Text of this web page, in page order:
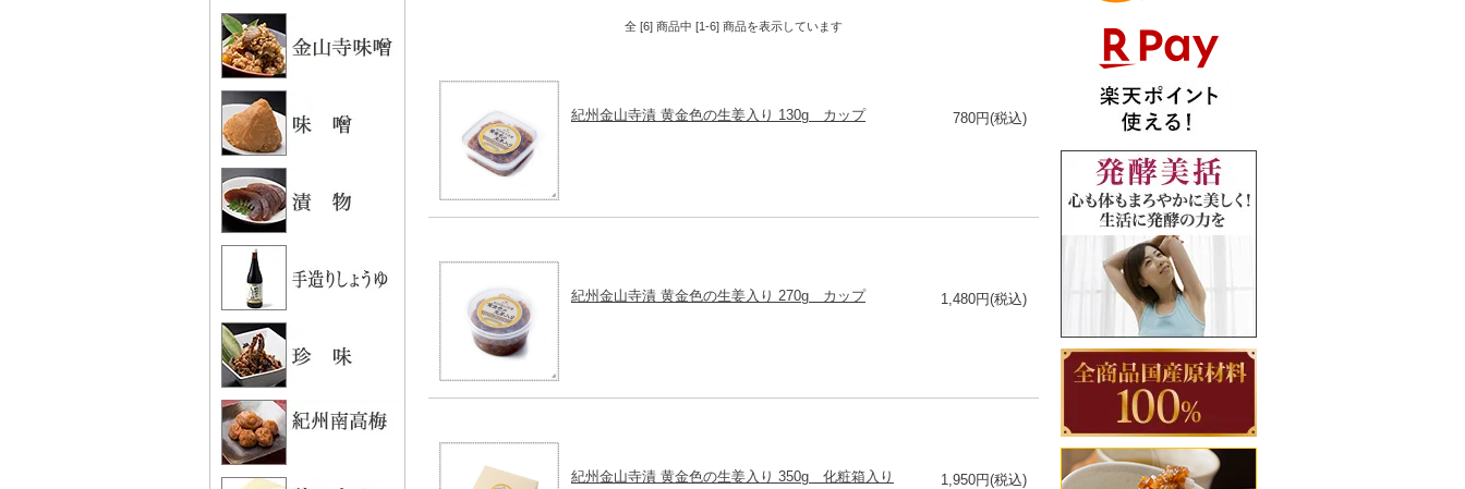
全 [6] 商品中 [1-6] 商品を表示しています
紀州金山寺漬 黄金色の生姜入り 130g カップ 780円(税込)
紀州金山寺漬 黄金色の生姜入り 270g カップ 1,480円(税込)
紀州金山寺漬 黄金色の生姜入り 350g 化粧箱入り 1,950円(税込)